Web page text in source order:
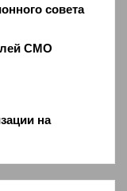
совета
СМО
на